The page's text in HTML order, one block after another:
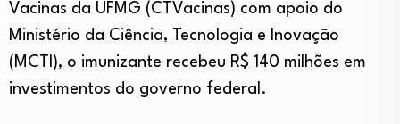
Vacinas da UFMG (CTVacinas) com apoio do
Ministério da Ciência, Tecnologia e Inovação
(MCTI), o imunizante recebeu R$ 140 milhões em
investimentos do governo federal.